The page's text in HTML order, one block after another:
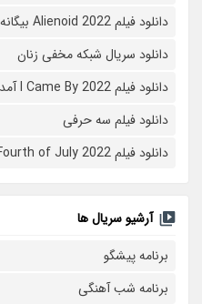
دانلود فیلم Alienoid 2022 بیگانه
دانلود سریال شبکه مخفی زنان
دانلود فیلم I Came By 2022 آمدم
دانلود فیلم سه حرفی
دانلود فیلم Fourth of July 2022 چهارم جولای
آرشیو سریال ها
برنامه پیشگو
برنامه شب آهنگی